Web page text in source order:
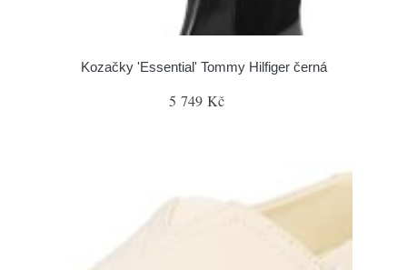
Kozačky 'Essential' Tommy Hilfiger černá
5 749 Kč